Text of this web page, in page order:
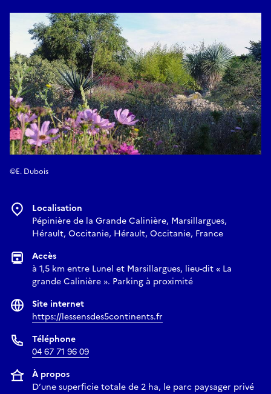
©E. Dubois
Localisation
Pépinière de la Grande Calinière, Marsillargues,
Hérault, Occitanie, Hérault, Occitanie, France
Accès
à 1,5 km entre Lunel et Marsillargues, lieu-dit « La
grande Calinière ». Parking à proximité
Site internet
https://lessensdes5continents.fr
Téléphone
04 67 71 96 09
À propos
D’une superficie totale de 2 ha, le parc paysager privé